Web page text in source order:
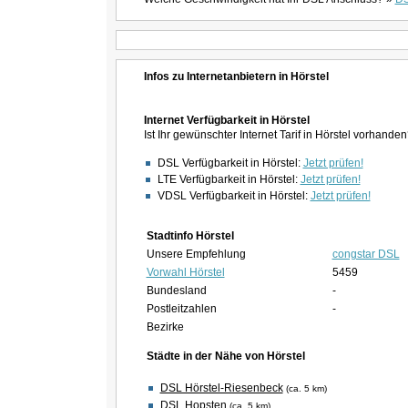
Infos zu Internetanbietern in Hörstel
Internet Verfügbarkeit in Hörstel
Ist Ihr gewünschter Internet Tarif in Hörstel
DSL Verfügbarkeit in Hörstel: Jetzt prüfen!
LTE Verfügbarkeit in Hörstel: Jetzt prüfen!
VDSL Verfügbarkeit in Hörstel: Jetzt prüfen!
Stadtinfo Hörstel
Unsere Empfehlung
congstar DSL
Vorwahl Hörstel
5459
Bundesland
-
Postleitzahlen
-
Bezirke
Städte in der Nähe von Hörstel
DSL Hörstel-Riesenbeck (ca. 5 km)
DSL Hopsten (ca. 5 km)